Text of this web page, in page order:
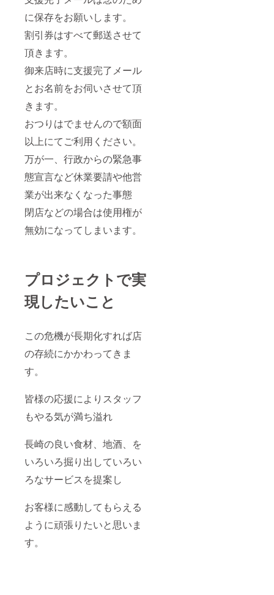
に保存をお願いします。
割引券はすべて郵送させて
頂きます。
御来店時に支援完了メール
とお名前をお伺いさせて頂
きます。
おつりはでませんので額面
以上にてご利用ください。
万が一、行政からの緊急事
態宣言など休業要請や他営
業が出来なくなった事態
閉店などの場合は使用権が
無効になってしまいます。
プロジェクトで実
現したいこと
この危機が長期化すれば店
の存続にかかわってきま
す。
皆様の応援によりスタッフ
もやる気が満ち溢れ
長崎の良い食材、地酒、を
いろいろ掘り出していろい
ろなサービスを提案し
お客様に感動してもらえる
ように頑張りたいと思いま
す。